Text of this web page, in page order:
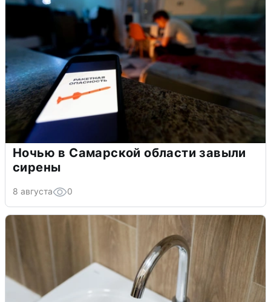
Ночью в Самарской области завыли
сирены
8 августа 0